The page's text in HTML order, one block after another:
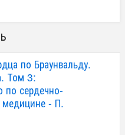
по Браунвальду.
Том 3:
по сердечно-
медицине - П.